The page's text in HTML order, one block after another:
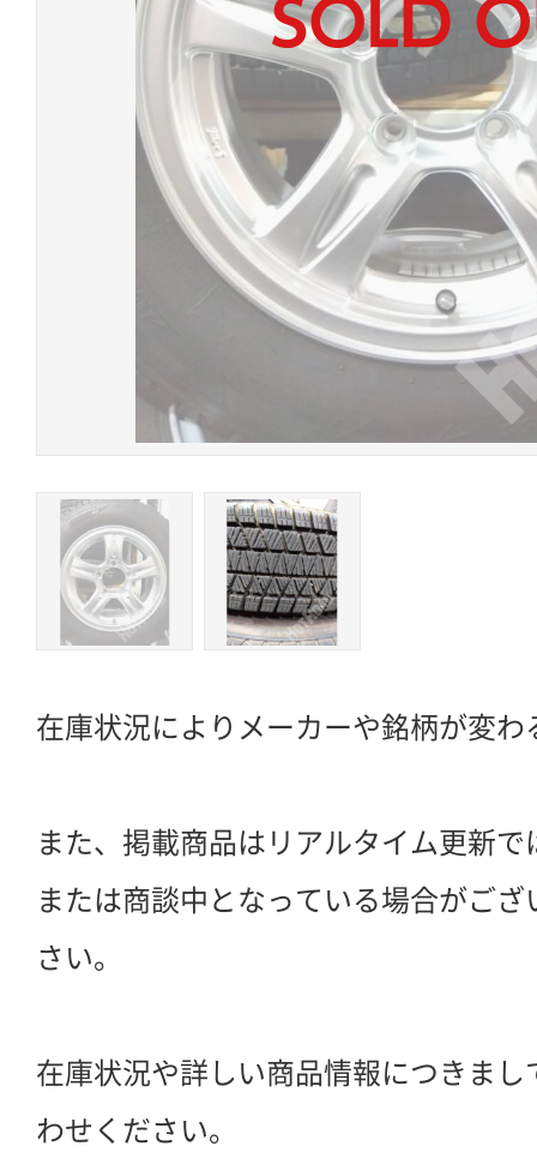
在庫状況によりメーカーや銘柄が変
また、掲載商品はリアルタイム更新
または商談中となっている場合がご
さい。
在庫状況や詳しい商品情報につきま
わせください。